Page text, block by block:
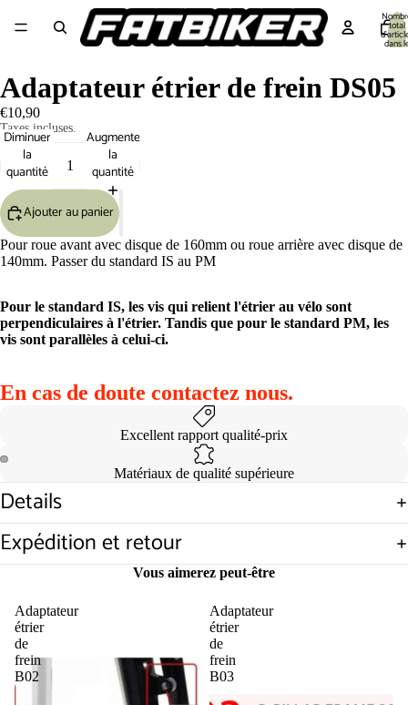
total
dans
Ouvrir
l’image
en
plein
écran
Ouvrir
l’image
en
plein
écran
Adaptateur étrier de frein DS05
€10,90
Taxes incluses.
Diminuer
la
quantité
Augmenter
la
quantité
Ajouter au panier
Pour roue avant avec disque de 160mm ou roue arrière avec disque de
140mm. Passer du standard IS au PM
Pour le standard IS, les vis qui relient l'étrier au vélo sont
perpendiculaires à l'étrier. Tandis que pour le standard PM, les
vis sont parallèles à celui-ci.
En cas de doute contactez nous.
Excellent rapport qualité-prix
Matériaux de qualité supérieure
Details
Expédition et retour
Vous aimerez peut-être
Adaptateur
étrier
de
frein
B02
Adaptateur
étrier
de
frein
B03